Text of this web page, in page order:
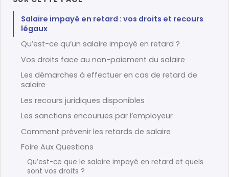
Salaire impayé en retard : vos droits et recours
légaux
Qu’est-ce qu’un salaire impayé en retard ?
Vos droits face au non-paiement du salaire
Les démarches à effectuer en cas de retard de
salaire
Les recours juridiques disponibles
Les sanctions encourues par l’employeur
Comment prévenir les retards de salaire
Foire Aux Questions
Qu’est-ce que le salaire impayé en retard et quels
sont vos droits ?